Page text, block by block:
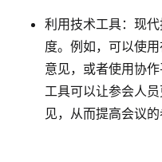
利用技术工具：现
度。例如，可以使
意见，或者使用协
工具可以让参会人
见，从而提高会议的